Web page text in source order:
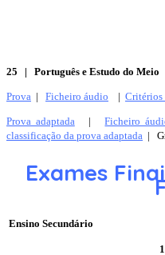
FASE
25 | Português e Estudo do
Prova | Ficheiro áudio | Critérios
Prova adaptada|Ficheiro
classificação da prova adaptada |
Exames
Ensino Secundário